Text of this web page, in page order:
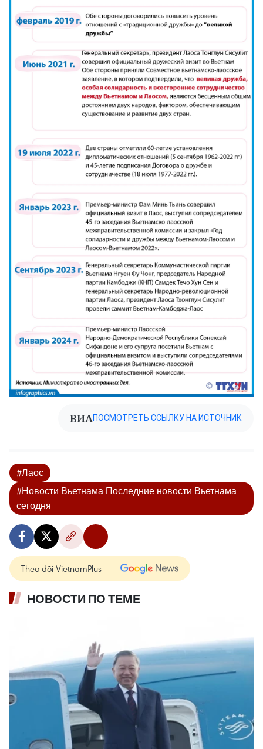
ВИАПОСМОТРЕТЬ ССЫЛКУ НА ИСТОЧНИК
#Лаос
#Новости Вьетнама Последние новости Вьетнама
сегодня
Theo dõi VietnamPlus
НОВОСТИ ПО ТЕМЕ